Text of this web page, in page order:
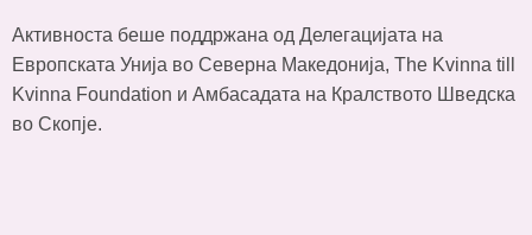
Активноста беше поддржана од Делегацијата на
Европската Унија во Северна Македонија, The Kvinna till
Kvinna Foundation и Амбасадата на Кралството Шведска
во Скопје.